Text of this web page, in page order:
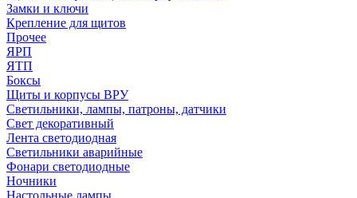
Замки и ключи
Крепление для щитов
Прочее
ЯРП
ЯТП
Боксы
Щиты и корпусы ВРУ
Светильники, лампы, патроны, датчики
Свет декоративный
Лента светодиодная
Светильники аварийные
Фонари светодиодные
Ночники
Настольные лампы